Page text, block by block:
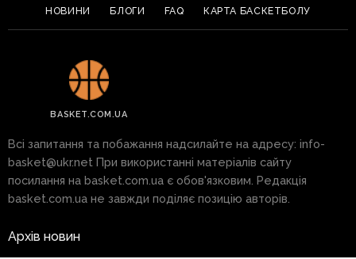
НОВИНИ БЛОГИ FAQ КАРТА БАСКЕТБОЛУ
BASKET.COM.UA
Всі запитання та побажання надсилайте на адресу: info-
basket@ukr.net При використанні матеріалів сайту
посилання на basket.com.ua є обов'язковим. Редакція
basket.com.ua не завжди поділяє позицію авторів.
Архів новин